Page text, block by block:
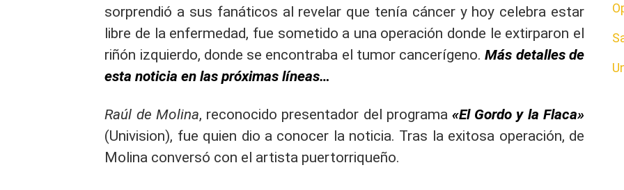
sorprendió a sus fanáticos al revelar que tenía cáncer y hoy celebra estar
libre de la enfermedad, fue sometido a una operación donde le extirparon el
riñón izquierdo, donde se encontraba el tumor cancerígeno.Más detalles de
esta noticia en las próximas líneas…
Raúl de Molina, reconocido presentador del programa«El Gordo y la Flaca»
(Univision), fue quien dio a conocer la noticia. Tras la exitosa operación, de
Molina conversó con el artista puertorriqueño.